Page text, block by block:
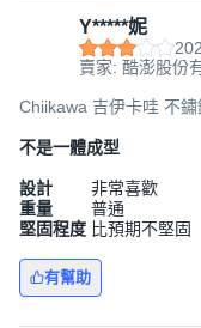
Y*****妮
賣家: 酷澎股份
Chiikawa 吉伊卡哇 不
不是一體成型
設計
非常喜歡
重量
普通
堅固程度 比預期不堅固
有幫助